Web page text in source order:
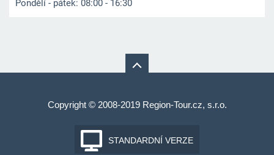
Pondělí - pátek: 08:00 - 16:30
Copyright © 2008-2019 Region-Tour.cz, s.r.o.
STANDARDNÍ VERZE